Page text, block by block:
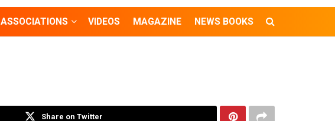
ASSOCIATIONS VIDEOS MAGAZINE NEWS BOOKS
Share on Twitter